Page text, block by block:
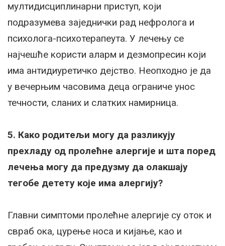
мултидисциплинарни приступ, који
подразумева заједнички рад нефролога и
психолога-психотерапеута. У лечењу се
најчешће користи аларм и дезмопресин који
има антидиуретичко дејство. Неопходно је да
у вечерњим часовима деца ограниче унос
течности, сланих и слатких намирница.
5. Како родитељи могу да разликују
прехладу од пролећне алергије и шта поред
лечења могу да предузму да олакшају
тегобе детету које има алергију?
Главни симптоми пролећне алергије су оток и
свраб ока, цурење носа и кијање, као и